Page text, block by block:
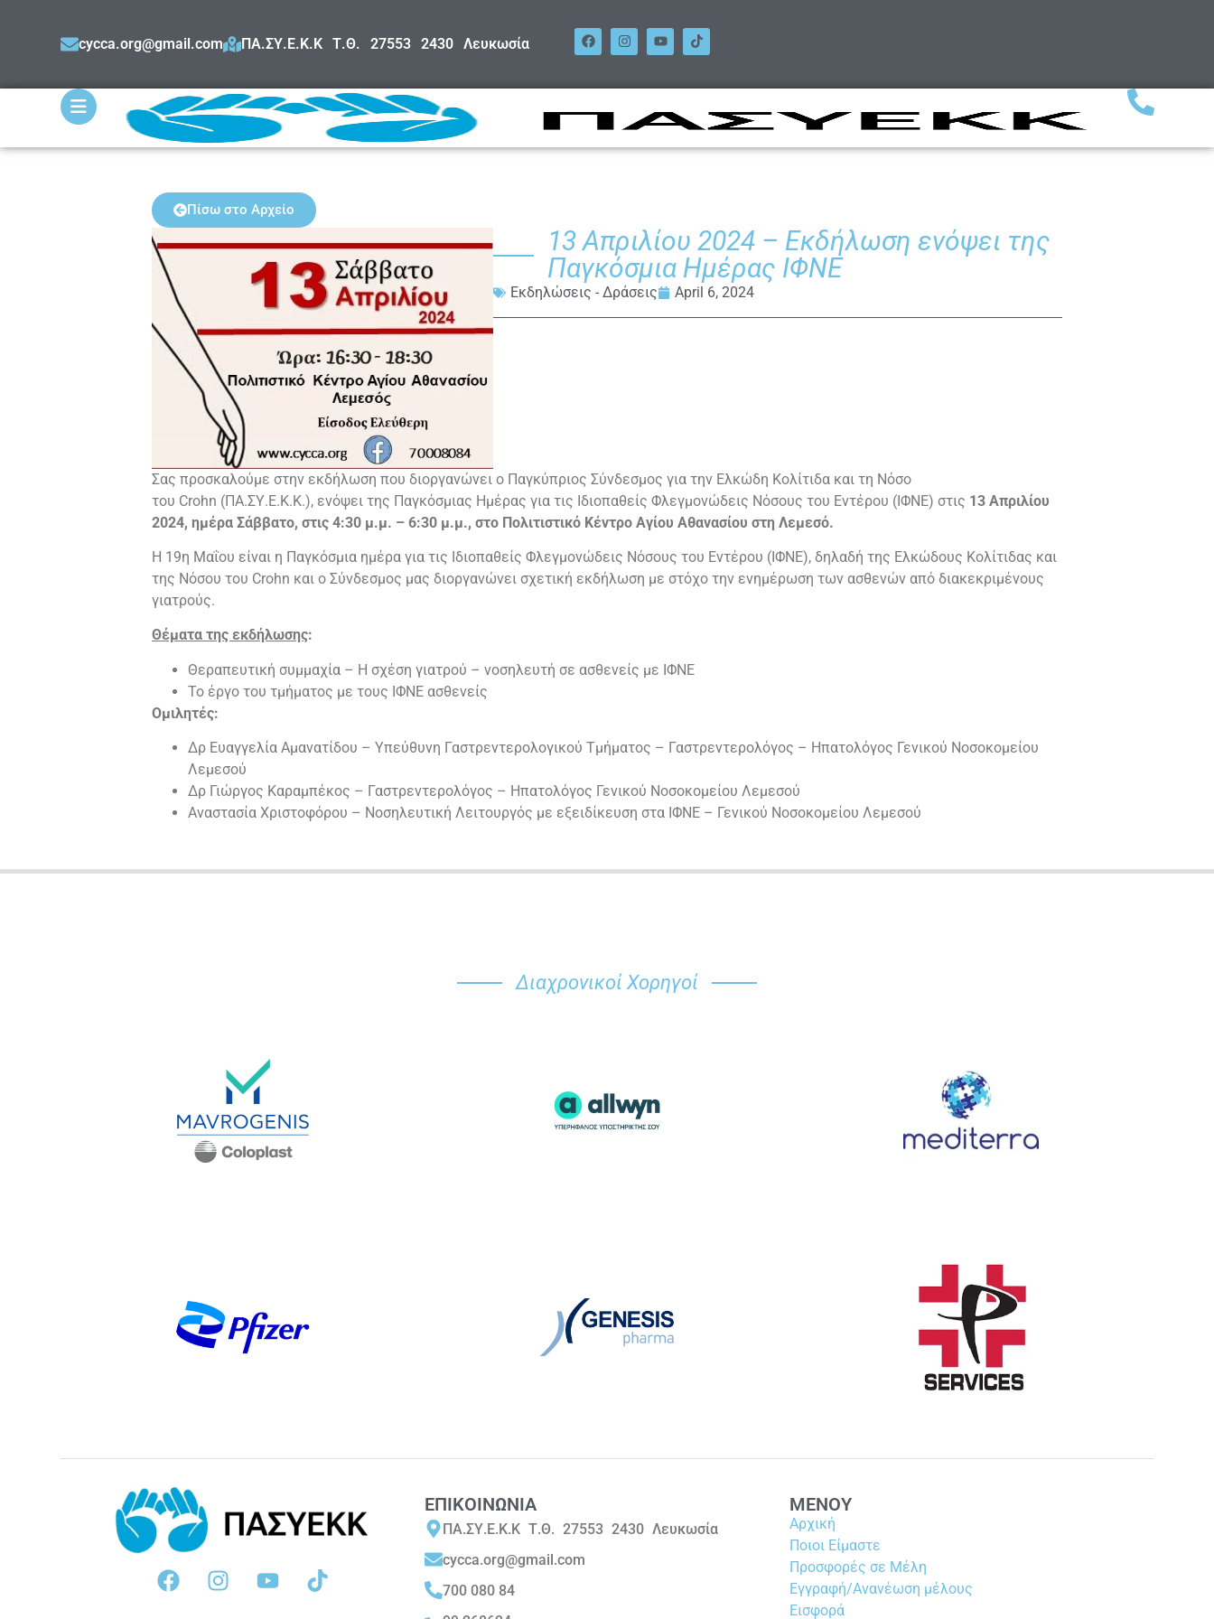
cycca.org@gmail.com ΠΑ.ΣΥ.Ε.Κ.Κ Τ.Θ. 27553 2430 Λευκωσία
Πίσω στο Αρχείο
13 Απριλίου 2024 – Εκδήλωση ενόψει της
Παγκόσμια Ημέρας ΙΦΝΕ
Εκδηλώσεις - Δράσεις April 6, 2024
Σας προσκαλούμε στην εκδήλωση που διοργανώνει ο Παγκύπριος Σύνδεσμος για την Ελκώδη Κολίτιδα και τη Νόσο
του Crohn (ΠΑ.ΣΥ.Ε.Κ.Κ.), ενόψει της Παγκόσμιας Ημέρας για τις Ιδιοπαθείς Φλεγμονώδεις Νόσους του Εντέρου (ΙΦΝΕ) στις 13 Απριλίου
2024, ημέρα Σάββατο, στις 4:30 μ.μ. – 6:30 μ.μ., στο Πολιτιστικό Κέντρο Αγίου Αθανασίου στη Λεμεσό.
Η 19η Μαΐου είναι η Παγκόσμια ημέρα για τις Ιδιοπαθείς Φλεγμονώδεις Νόσους του Εντέρου (ΙΦΝΕ), δηλαδή της Ελκώδους Κολίτιδας και
της Νόσου του Crohn και ο Σύνδεσμος μας διοργανώνει σχετική εκδήλωση με στόχο την ενημέρωση των ασθενών από διακεκριμένους
γιατρούς.
Θέματα της εκδήλωσης:
Θεραπευτική συμμαχία – Η σχέση γιατρού – νοσηλευτή σε ασθενείς με ΙΦΝΕ
Το έργο του τμήματος με τους ΙΦΝΕ ασθενείς
Ομιλητές:
Δρ Ευαγγελία Αμανατίδου – Υπεύθυνη Γαστρεντερολογικού Τμήματος – Γαστρεντερολόγος – Ηπατολόγος Γενικού Νοσοκομείου
Λεμεσού
Δρ Γιώργος Καραμπέκος – Γαστρεντερολόγος – Ηπατολόγος Γενικού Νοσοκομείου Λεμεσού
Αναστασία Χριστοφόρου – Νοσηλευτική Λειτουργός με εξειδίκευση στα ΙΦΝΕ – Γενικού Νοσοκομείου Λεμεσού
Διαχρονικοί Χορηγοί
ΕΠΙΚΟΙΝΩΝΙΑ
ΠΑ.ΣΥ.Ε.Κ.Κ Τ.Θ. 27553 2430 Λευκωσία
cycca.org@gmail.com
700 080 84
ΜΕΝΟΥ
Αρχική
Ποιοι Είμαστε
Προσφορές σε Μέλη
Εγγραφή/Ανανέωση μέλους
Εισφορά